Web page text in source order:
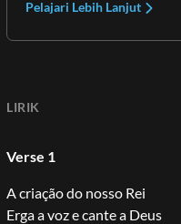
Pelajari Lebih Lanjut
LIRIK
Verse 1
A criação do nosso Rei
Erga a voz e cante a Deus